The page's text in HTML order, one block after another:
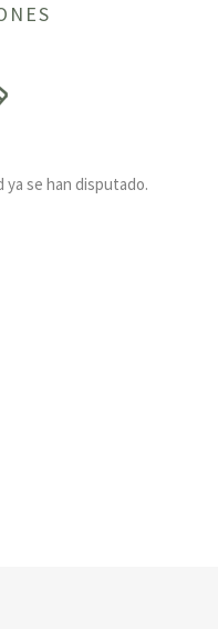
ya se han disputado.